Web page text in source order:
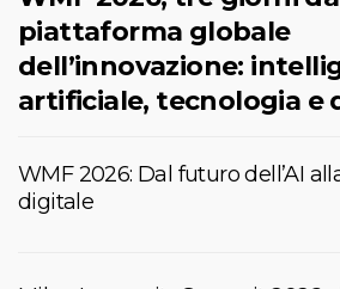
piattaforma globale
dell’innovazione:
artificiale, tecnologia e
WMF 2026: Dal futuro dell’AI
digitale